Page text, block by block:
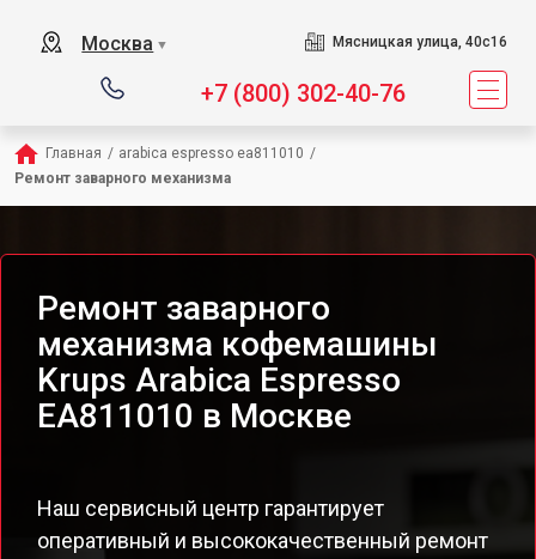
Москва ▼ Мясницкая улица, 40с16
+7 (800) 302-40-76
Главная / arabica espresso ea811010 /
Ремонт заварного механизма
Ремонт заварного
механизма кофемашины
Krups Arabica Espresso
EA811010 в Москве
Наш сервисный центр гарантирует
оперативный и высококачественный ремонт